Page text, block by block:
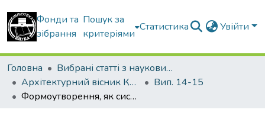
Фонди та
зібрання
Пошук за
критеріями
Статистика Увійти
Головна
Вибрані статті з наукових збірників КНУБА
Архітектурний вісник КНУБА
Вип. 14-15
Формоутворення, як система в архітектурі авангарда 1920-30-х років ХХ століття